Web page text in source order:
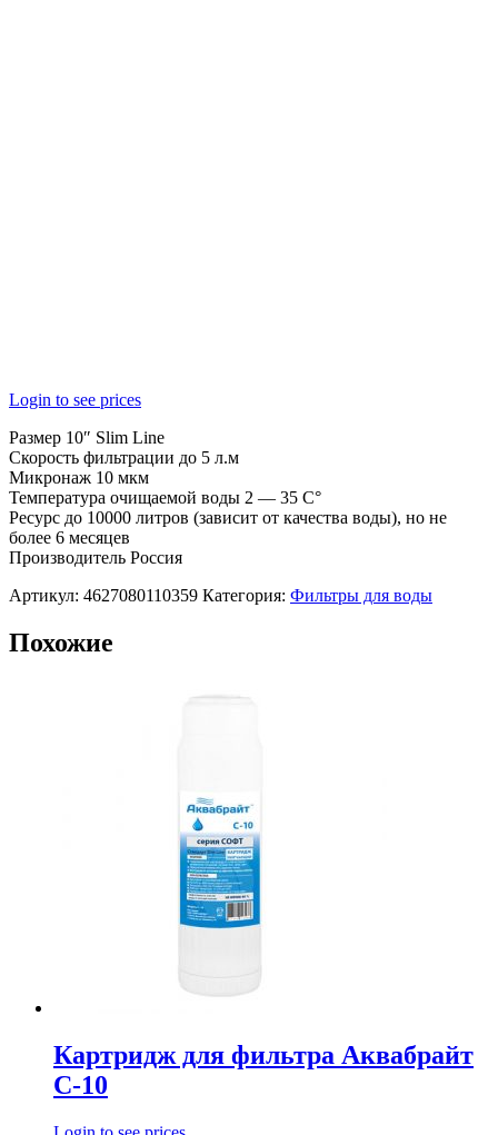
Login to see prices
Размер 10″ Slim Line
Скорость фильтрации до 5 л.м
Микронаж 10 мкм
Температура очищаемой воды 2 — 35 C°
Ресурс до 10000 литров (зависит от качества воды), но не
более 6 месяцев
Производитель Россия
Артикул: 4627080110359 Категория: Фильтры для воды
Похожие
Картридж для фильтра Аквабрайт
С-10